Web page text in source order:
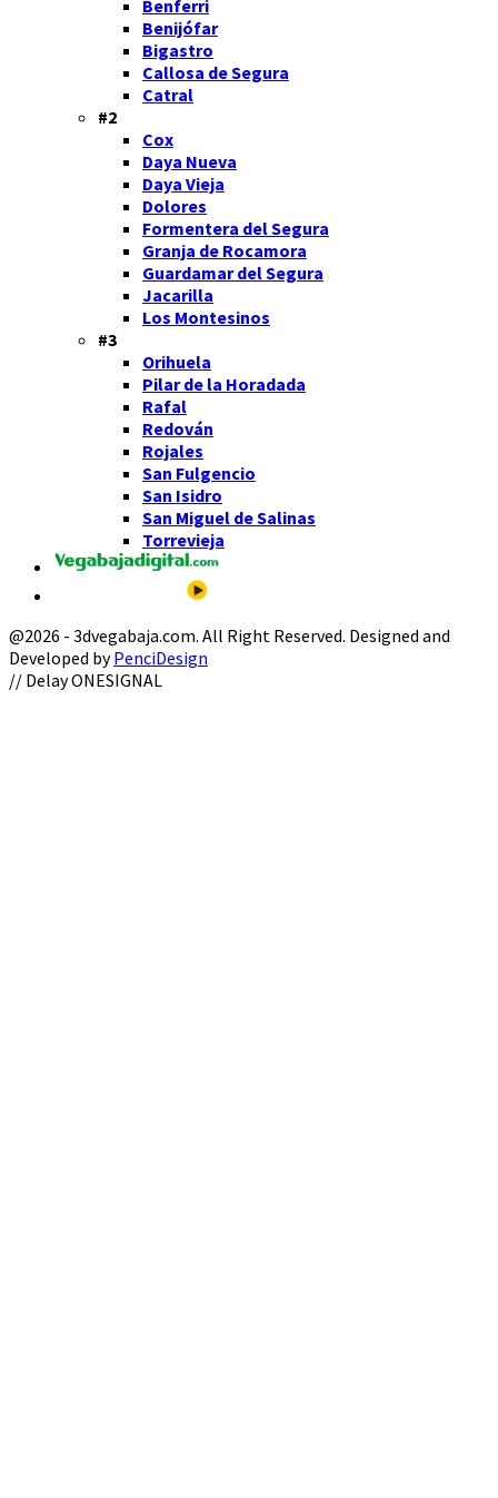
Benferri
Benijófar
Bigastro
Callosa de Segura
Catral
#2
Cox
Daya Nueva
Daya Vieja
Dolores
Formentera del Segura
Granja de Rocamora
Guardamar del Segura
Jacarilla
Los Montesinos
#3
Orihuela
Pilar de la Horadada
Rafal
Redován
Rojales
San Fulgencio
San Isidro
San Miguel de Salinas
Torrevieja
@2026 - 3dvegabaja.com. All Right Reserved. Designed and
Developed byPenciDesign
Facebook
Twitter
Instagram
Youtube
Email
// Delay ONESIGNAL